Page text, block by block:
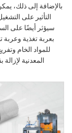
بالإضافة إلى ذلك،
التأثير على
سيؤثر أيضًا على
بعربة تغذية وعربة
للمواد الخام
المعدنية